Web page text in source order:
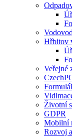
Hřbitov
Veřejné
Životní
GDPR
Mobilní
Rozvoj